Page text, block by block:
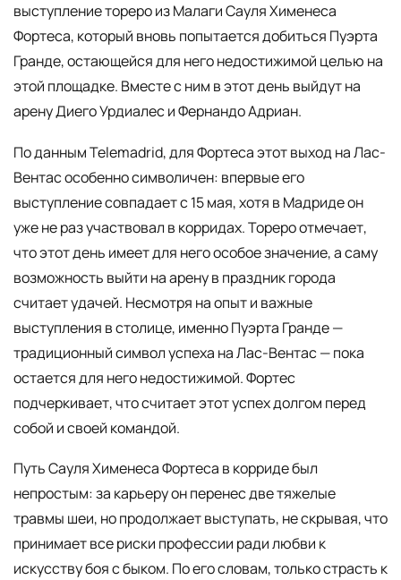
выступление тореро из Малаги Сауля Хименеса
Фортеcа, который вновь попытается добиться Пуэрта
Гранде, остающейся для него недостижимой целью на
этой площадке. Вместе с ним в этот день выйдут на
арену Диего Урдиалес и Фернандо Адриан.
По данным Telemadrid, для Фортеcа этот выход на Лас-
Вентас особенно символичен: впервые его
выступление совпадает с 15 мая, хотя в Мадриде он
уже не раз участвовал в корридах. Тореро отмечает,
что этот день имеет для него особое значение, а саму
возможность выйти на арену в праздник города
считает удачей. Несмотря на опыт и важные
выступления в столице, именно Пуэрта Гранде —
традиционный символ успеха на Лас-Вентас — пока
остается для него недостижимой. Фортеc
подчеркивает, что считает этот успех долгом перед
собой и своей командой.
Путь Сауля Хименеса Фортеcа в корриде был
непростым: за карьеру он перенес две тяжелые
травмы шеи, но продолжает выступать, не скрывая, что
принимает все риски профессии ради любви к
искусству боя с быком. По его словам, только страсть к